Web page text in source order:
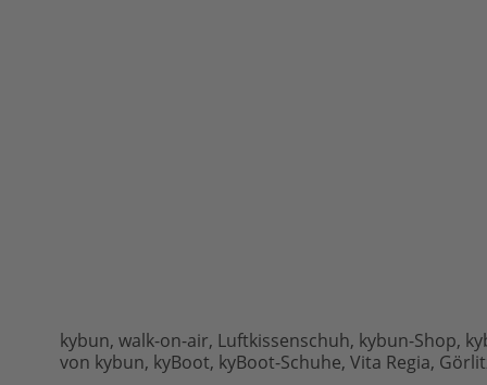
kybun, walk-on-air, Luftkissenschuh, kybun-Shop,
von kybun, kyBoot, kyBoot-Schuhe, Vita Regia,